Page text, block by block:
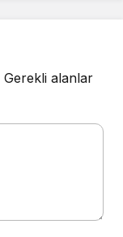
Gerekli alanlar